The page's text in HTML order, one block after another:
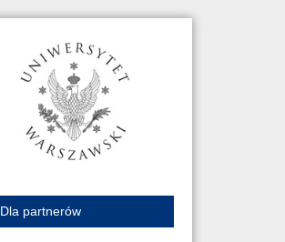
Dla partnerów